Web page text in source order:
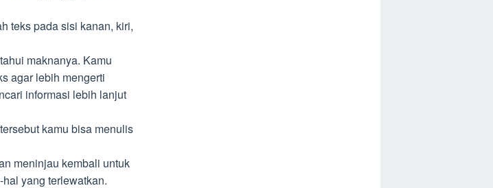
teks pada sisi kanan, kiri,
maknanya. Kamu
agar lebih mengerti
informasi lebih lanjut
kamu bisa menulis
meninjau kembali untuk
yang terlewatkan.